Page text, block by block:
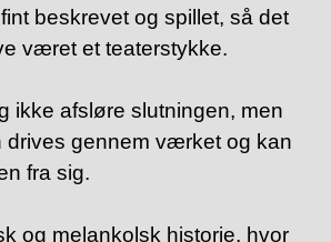
beskrevet og spillet, så det
været et teaterstykke.
ikke afsløre slutningen, men
drives gennem værket og kan
fra sig.
og melankolsk historie, hvor